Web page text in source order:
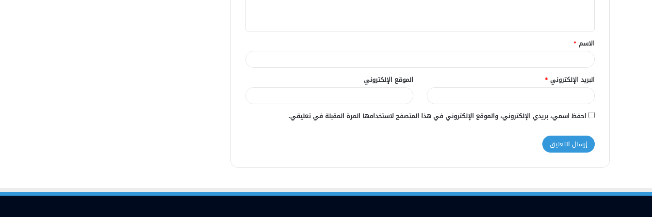
ق
*
الاسم *
البريد الإلكتروني * الموقع الإلكتروني
احفظ اسمي، بريدي الإلكتروني، والموقع الإلكتروني في هذا المتصفح لاستخدامها المرة المقبلة في تعليقي.